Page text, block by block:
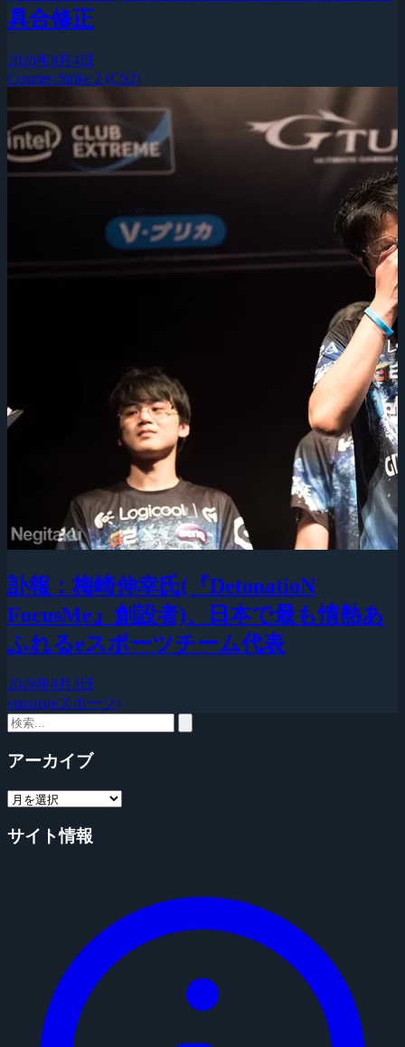
具合修正
2026年8月4日
Counter-Strike 2 (CS2)
訃報：梅崎伸幸氏(『DetonatioN
FocusMe』創設者)、日本で最も情熱あ
ふれるeスポーツチーム代表
2026年8月3日
esports(eスポーツ)
アーカイブ
サイト情報